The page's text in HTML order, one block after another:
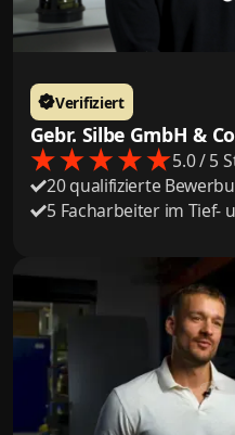
Gebr. Silbe GmbH &
Verifiziert
5.0 / 5
20 qualifizierte
5 Facharbeiter im Tief-